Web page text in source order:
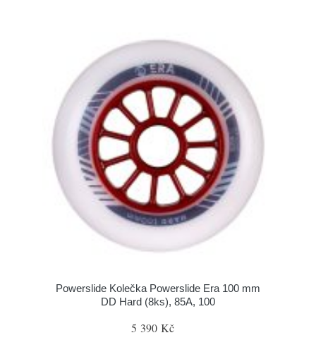
Powerslide Kolečka Powerslide Era 100 mm
DD Hard (8ks), 85A, 100
5 390 Kč